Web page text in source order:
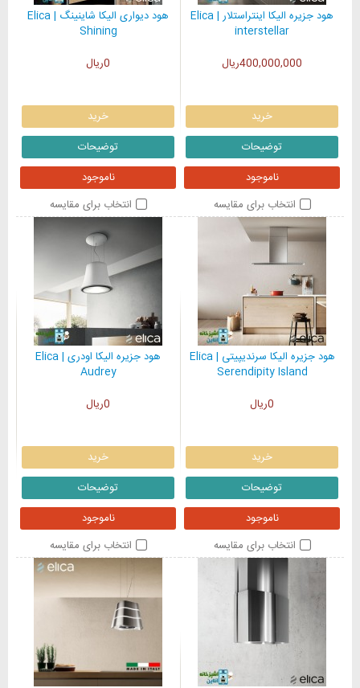
هود جزیره الیکا اینتراستلار | Elica
interstellar
400,000,000ریال
خرید
توضیحات
ناموجود
انتخاب برای مقایسه
هود دیواری الیکا شاینینگ | Elica
Shining
0ریال
خرید
توضیحات
ناموجود
انتخاب برای مقایسه
هود جزیره الیکا سرندیپیتی | Elica
Serendipity Island
0ریال
خرید
توضیحات
ناموجود
انتخاب برای مقایسه
هود جزیره الیکا اودری | Elica
Audrey
0ریال
خرید
توضیحات
ناموجود
انتخاب برای مقایسه